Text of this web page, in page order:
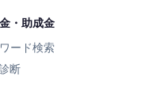
・助成金
ード検索
断